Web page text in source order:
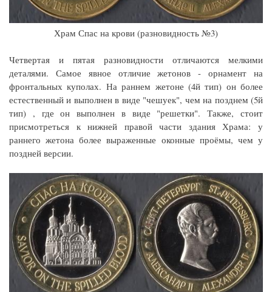
Храм Спас на крови (разновидность №3)
Четвертая и пятая разновидности отличаются мелкими
деталями. Самое явное отличие жетонов - орнамент на
фронтальных куполах. На раннем жетоне (4й тип) он более
естественный и выполнен в виде "чешуек", чем на позднем (5й
тип) , где он выполнен в виде "решетки". Также, стоит
присмотреться к нижней правой части здания Храма: у
раннего жетона более выраженные оконные проёмы, чем у
поздней версии.